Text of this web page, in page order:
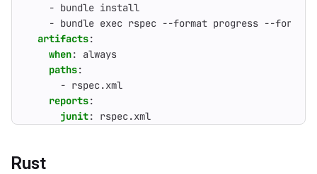
- bundle install
- bundle exec rspec --format progress --format
artifacts:
when:
always
paths:
- rspec.xml
reports:
junit: rspec.xml
Rust